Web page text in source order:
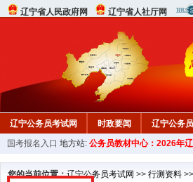
辽宁省人民政府网 辽宁省人社厅网
辽宁公务员考试网 时政要闻 辽宁公务
在线咨询 教材中心
国考报名入口 地方站: 公务员教材中心：2026年
您的当前位置：辽宁公务员考试网 >> 行测资料 >>